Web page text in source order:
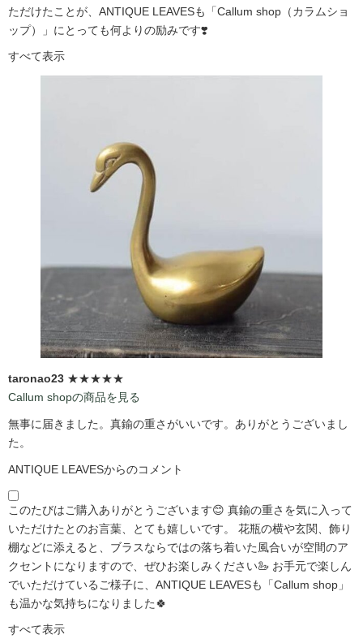
ただけたことが、ANTIQUE LEAVESも「Callum shop（カラムショ
ップ）」にとっても何よりの励みです❣️
すべて表示
taronao23 ★★★★★
Callum shopの商品を見る
無事に届きました。真鍮の重さがいいです。ありがとうございまし
た。
ANTIQUE LEAVESからのコメント
このたびはご購入ありがとうございます😊 真鍮の重さを気に入って
いただけたとのお言葉、とても嬉しいです。 花瓶の横や玄関、飾り
棚などに添えると、ブラスならではの落ち着いた風合いが空間のア
クセントになりますので、ぜひお楽しみください🦢 お手元で楽しん
でいただけているご様子に、ANTIQUE LEAVESも「Callum shop」
も温かな気持ちになりました🍀
すべて表示